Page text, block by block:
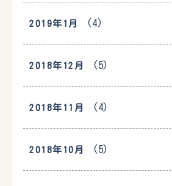
2019年1月 (4)
2018年12月 (5)
2018年11月 (4)
2018年10月 (5)